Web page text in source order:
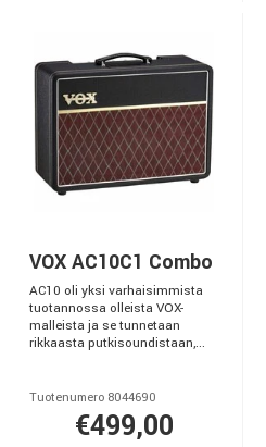
VOX AC10C1 Combo
AC10 oli yksi varhaisimmista
tuotannossa olleista VOX-
malleista ja se tunnetaan
rikkaasta putkisoundistaan,...
Tuotenumero 8044690
€499,00